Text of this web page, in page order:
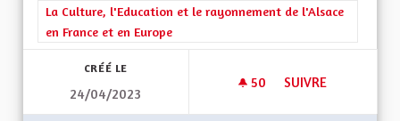
Filtrer les résultats de la catégorie : La Culture, l'Education et
La Culture, l'Education et le rayonnement de l'Alsace
en France et en Europe
CRÉÉ LE
24/04/2023
50 50 ABONNÉS
SUIVRE